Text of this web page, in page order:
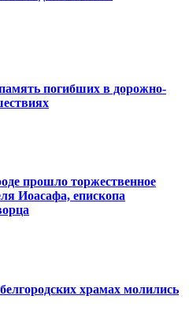
погибших в дорожно-
прошло торжественное
Иоасафа, епископа
храмах молились